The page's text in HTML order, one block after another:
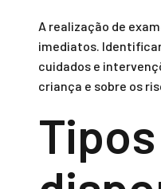
A realização de
imediatos.
cuidados e
criança e sobre os